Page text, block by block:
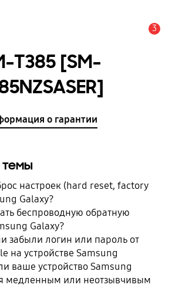
3
T385 [SM-
о гарантии
настроек (hard reset, factory
Galaxy?
беспроводную обратную
Galaxy?
забыли логин или пароль от
на устройстве Samsung
ваше устройство Samsung
медленным или неотзывчивым